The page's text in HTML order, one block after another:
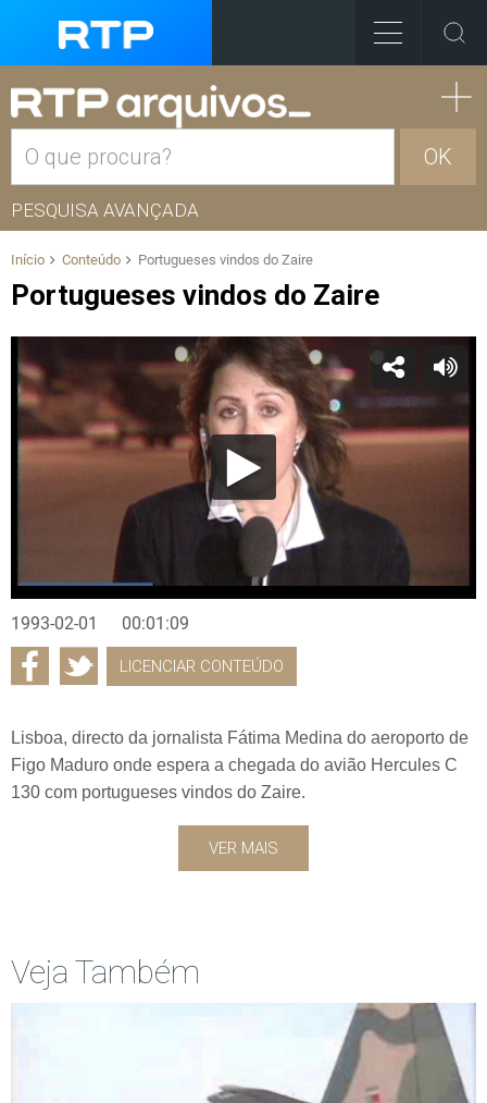
OK
PESQUISA AVANÇADA
Início Conteúdo Portugueses vindos do Zaire
Portugueses vindos do Zaire
1993-02-01 00:01:09
LICENCIAR CONTEÚDO
Lisboa, directo da jornalista Fátima Medina do aeroporto de
Figo Maduro onde espera a chegada do avião Hercules C
130 com portugueses vindos do Zaire.
VER MAIS
Veja Também